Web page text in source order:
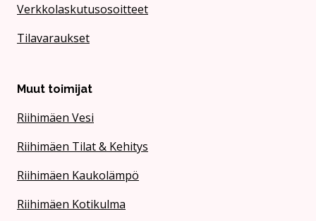
Verkkolaskutusosoitteet
Tilavaraukset
Muut toimijat
Riihimäen Vesi
Riihimäen Tilat & Kehitys
Riihimäen Kaukolämpö
Riihimäen Kotikulma